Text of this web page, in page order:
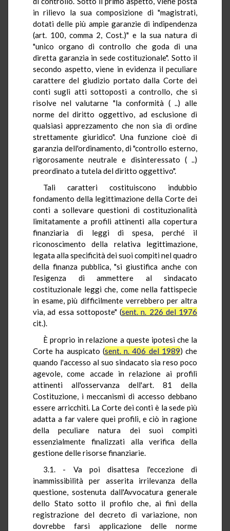
in rilievo la sua composizione di "magistrati,
dotati delle più ampie garanzie di indipendenza
(art. 100, comma 2, Cost.)" e la sua natura di
"unico organo di controllo che goda di una
diretta garanzia in sede costituzionale". Sotto il
secondo aspetto, viene in evidenza il peculiare
carattere del giudizio portato dalla Corte dei
conti sugli atti sottoposti a controllo, che si
risolve nel valutarne "la conformità ( ..) alle
norme del diritto oggettivo, ad esclusione di
qualsiasi apprezzamento che non sia di ordine
strettamente giuridico". Una funzione cioè di
garanzia dell'ordinamento, di "controllo esterno,
rigorosamente neutrale e disinteressato ( ..)
preordinato a tutela del diritto oggettivo".
Tali caratteri costituiscono indubbio
fondamento della legittimazione della Corte dei
conti a sollevare questioni di costituzionalità
limitatamente a profili attinenti alla copertura
finanziaria di leggi di spesa, perché il
riconoscimento della relativa legittimazione,
legata alla specificità dei suoi compiti nel quadro
della finanza pubblica, "si giustifica anche con
l'esigenza di ammettere al sindacato
costituzionale leggi che, come nella fattispecie
in esame, più difficilmente verrebbero per altra
via, ad essa sottoposte" (sent. n. 226 del 1976
cit.).
È proprio in relazione a queste ipotesi che la
Corte ha auspicato (sent. n. 406 del 1989) che
quando l'accesso al suo sindacato sia reso poco
agevole, come accade in relazione ai profili
attinenti all'osservanza dell'art. 81 della
Costituzione, i meccanismi di accesso debbano
essere arricchiti. La Corte dei conti è la sede più
adatta a far valere quei profili, e ciò in ragione
della peculiare natura dei suoi compiti
essenzialmente finalizzati alla verifica della
gestione delle risorse finanziarie.
3.1. - Va poi disattesa l'eccezione di
inammissibilità per asserita irrilevanza della
questione, sostenuta dall'Avvocatura generale
dello Stato sotto il profilo che, ai fini della
registrazione del decreto di variazione, non
dovrebbe farsi applicazione delle norme